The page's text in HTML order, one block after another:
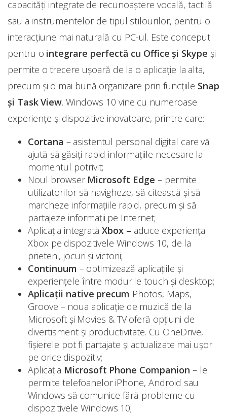
capacități integrate de recunoaștere vocală, tactilă
sau a instrumentelor de tipul stilourilor, pentru o
interacțiune mai naturală cu PC-ul. Este conceput
pentru o integrare perfectă cu Office şi Skype și
permite o trecere ușoară de la o aplicație la alta,
precum și o mai bună organizare prin funcțiile Snap
şi Task View. Windows 10 vine cu numeroase
experiențe și dispozitive inovatoare, printre care:
Cortana – asistentul personal digital care vă
ajută să găsiți rapid informațiile necesare la
momentul potrivit;
Noul browser Microsoft Edge – permite
utilizatorilor să navigheze, să citească şi să
marcheze informațiile rapid, precum şi să
partajeze informații pe Internet;
Aplicația integratăXbox – aduce experiența
Xbox pe dispozitivele Windows 10, de la
prieteni, jocuri şi victorii;
Continuum – optimizează aplicațiile şi
experiențele între modurile touch şi desktop;
Aplicații native precum Photos, Maps,
Groove – noua aplicație de muzică de la
Microsoft şi Movies & TV oferă opțiuni de
divertisment şi productivitate. Cu OneDrive,
fișierele pot fi partajate şi actualizate mai ușor
pe orice dispozitiv;
Aplicația Microsoft Phone Companion – le
permite telefoanelor iPhone, Android sau
Windows să comunice fără probleme cu
dispozitivele Windows 10;